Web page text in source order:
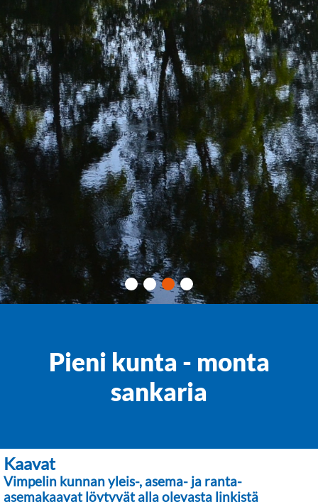
Pieni kunta - monta
sankaria
Kaavat
Vimpelin kunnan yleis-, asema- ja ranta-
asemakaavat löytyvät alla olevasta linkistä